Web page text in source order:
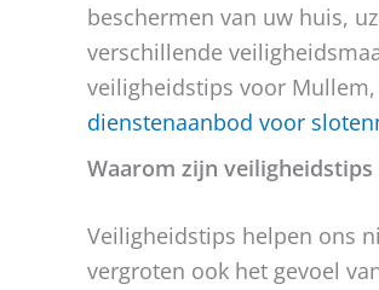
beschermen van uw huis,
verschillende
veiligheidstips voor
dienstenaanbod voor
Waarom zijn veiligheidstips
Veiligheidstips helpen ons
vergroten ook het gevoel